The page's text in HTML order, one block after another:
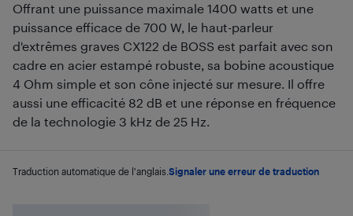
Offrant une puissance maximale 1400 watts et une
puissance efficace de 700 W, le haut-parleur
d'extrêmes graves CX122 de BOSS est parfait avec son
cadre en acier estampé robuste, sa bobine acoustique
4 Ohm simple et son cône injecté sur mesure. Il offre
aussi une efficacité 82 dB et une réponse en fréquence
de la technologie 3 kHz de 25 Hz.
Traduction automatique de l'anglais. Signaler une erreur de traduction